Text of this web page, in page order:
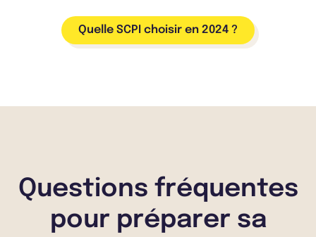
Quelle SCPI choisir en 2024 ?
Questions fréquentes
pour préparer sa